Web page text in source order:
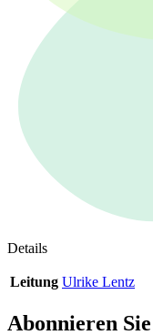
Details
Leitung Ulrike Lentz
Abonnieren